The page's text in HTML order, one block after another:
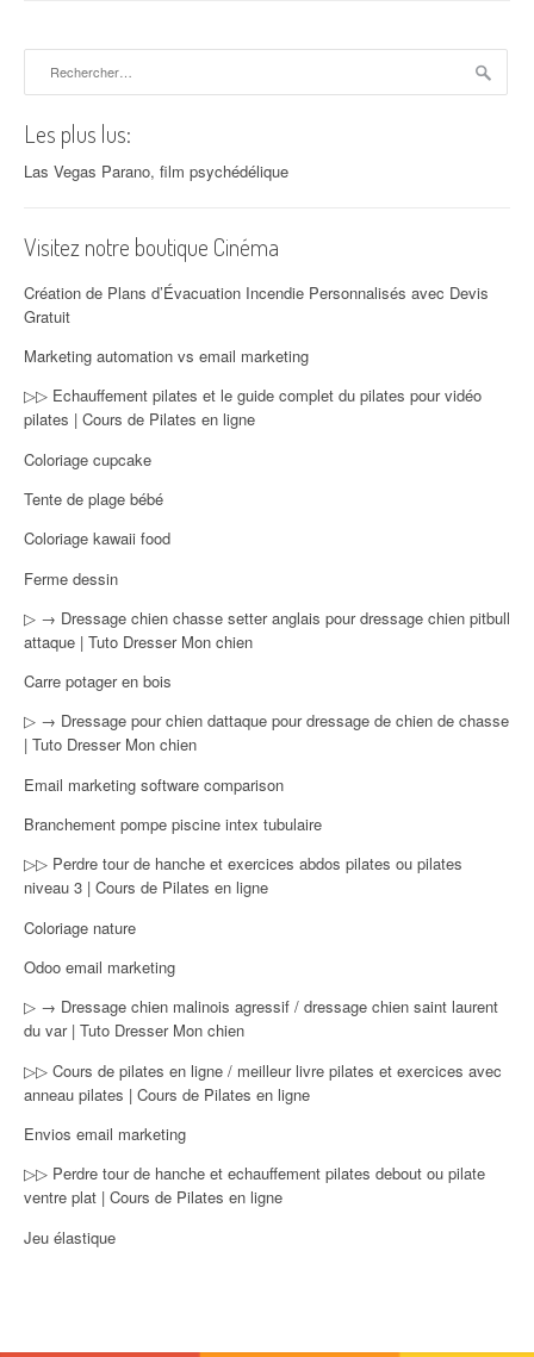
Les plus lus:
Las Vegas Parano, film psychédélique
Visitez notre boutique Cinéma
Création de Plans d’Évacuation Incendie Personnalisés avec Devis
Gratuit
Marketing automation vs email marketing
▷▷ Echauffement pilates et le guide complet du pilates pour vidéo
pilates | Cours de Pilates en ligne
Coloriage cupcake
Tente de plage bébé
Coloriage kawaii food
Ferme dessin
▷ → Dressage chien chasse setter anglais pour dressage chien pitbull
attaque | Tuto Dresser Mon chien
Carre potager en bois
▷ → Dressage pour chien dattaque pour dressage de chien de chasse
| Tuto Dresser Mon chien
Email marketing software comparison
Branchement pompe piscine intex tubulaire
▷▷ Perdre tour de hanche et exercices abdos pilates ou pilates
niveau 3 | Cours de Pilates en ligne
Coloriage nature
Odoo email marketing
▷ → Dressage chien malinois agressif / dressage chien saint laurent
du var | Tuto Dresser Mon chien
▷▷ Cours de pilates en ligne / meilleur livre pilates et exercices avec
anneau pilates | Cours de Pilates en ligne
Envios email marketing
▷▷ Perdre tour de hanche et echauffement pilates debout ou pilate
ventre plat | Cours de Pilates en ligne
Jeu élastique